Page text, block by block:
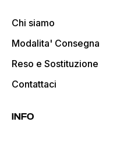
Chi siamo
Modalita' Consegna
Reso e Sostituzione
Contattaci
INFO